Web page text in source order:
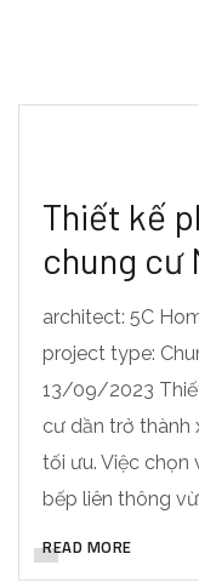
Thiết kế
chung cư
architect: 5C
project type:
13/09/2023
cư dần trở thành
tối ưu. Việc chọn
bếp liên thông
READ MORE